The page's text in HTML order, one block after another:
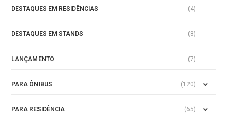
DESTAQUES EM RESIDÊNCIAS (4)
DESTAQUES EM STANDS (8)
LANÇAMENTO (7)
PARA ÔNIBUS (120)
PARA RESIDÊNCIA (65)